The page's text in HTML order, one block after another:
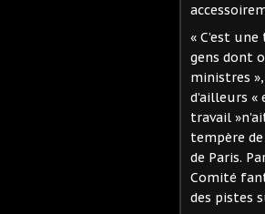
« C’est
gens dont
ministres
d’ailleurs
travail
tempère
de Paris.
Comité
des pistes